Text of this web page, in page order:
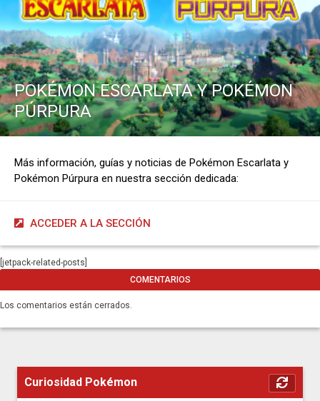
POKÉMON ESCARLATA Y POKÉMON
PÚRPURA
Más información, guías y noticias de Pokémon Escarlata y
Pokémon Púrpura en nuestra sección dedicada:
ACCEDER A LA SECCIÓN
[jetpack-related-posts]
COMENTARIOS
Los comentarios están cerrados.
Curiosidad Pokémon